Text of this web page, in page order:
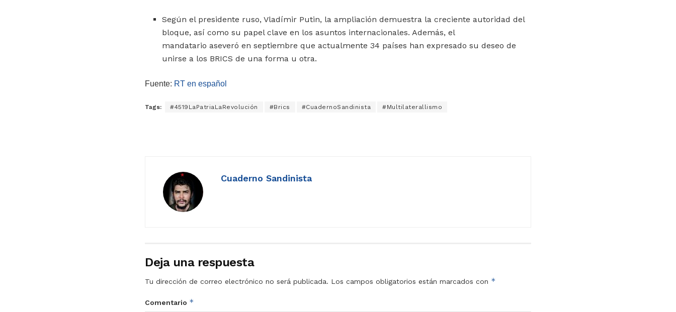
Según el presidente ruso, Vladímir Putin, la ampliación demuestra la creciente autoridad del
bloque, así como su papel clave en los asuntos internacionales. Además, el
mandatario aseveró en septiembre que actualmente 34 países han expresado su deseo de
unirse a los BRICS de una forma u otra.
Fuente: RT en español
Tags: #4519LaPatriaLaRevolución #Brics #CuadernoSandinista #Multilaterallismo
Cuaderno Sandinista
Deja una respuesta
Tu dirección de correo electrónico no será publicada. Los campos obligatorios están marcados con *
Comentario *